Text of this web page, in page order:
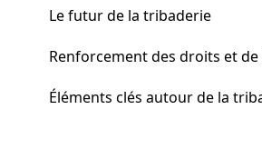
Le futur de la tribaderie
Renforcement des droits et
Éléments clés autour de la